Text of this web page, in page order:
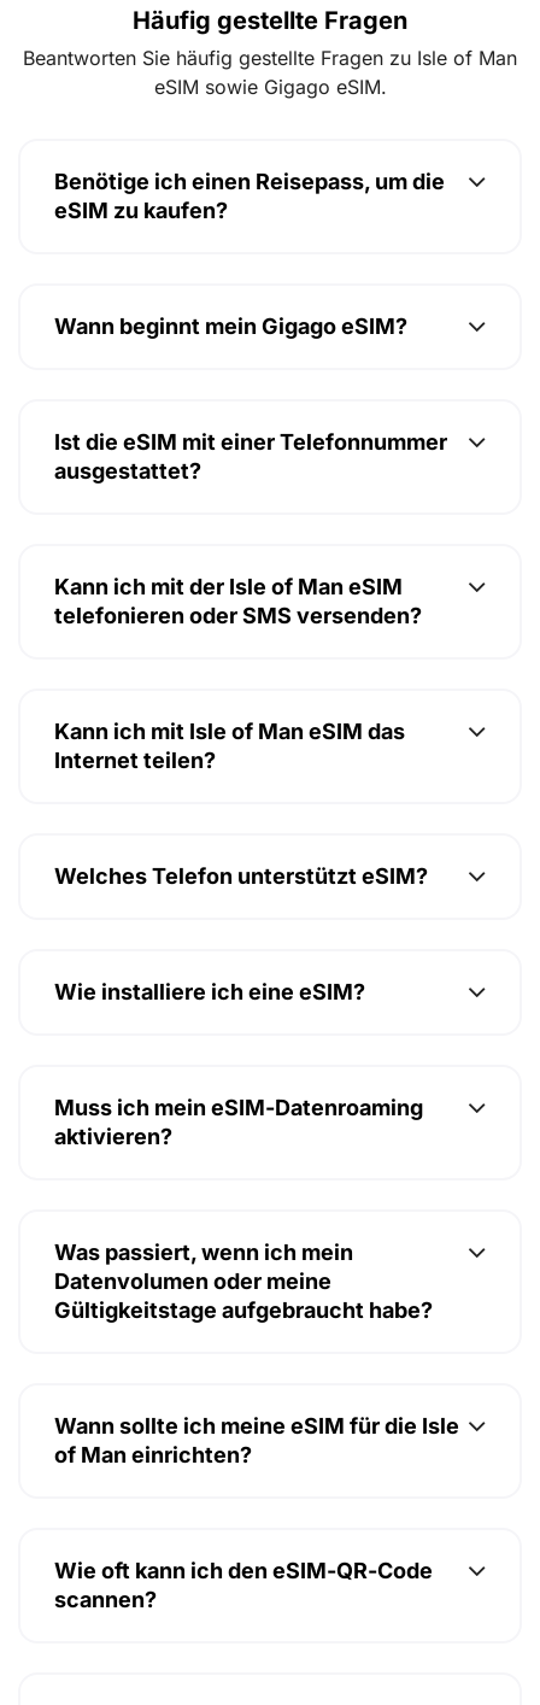
Häufig gestellte Fragen
Beantworten Sie häufig gestellte Fragen zu Isle of Man
eSIM sowie Gigago eSIM.
Benötige ich einen Reisepass, um die
eSIM zu kaufen?
Wann beginnt mein Gigago eSIM?
Ist die eSIM mit einer Telefonnummer
ausgestattet?
Kann ich mit der Isle of Man eSIM
telefonieren oder SMS versenden?
Kann ich mit Isle of Man eSIM das
Internet teilen?
Welches Telefon unterstützt eSIM?
Wie installiere ich eine eSIM?
Muss ich mein eSIM-Datenroaming
aktivieren?
Was passiert, wenn ich mein
Datenvolumen oder meine
Gültigkeitstage aufgebraucht habe?
Wann sollte ich meine eSIM für die Isle
of Man einrichten?
Wie oft kann ich den eSIM-QR-Code
scannen?